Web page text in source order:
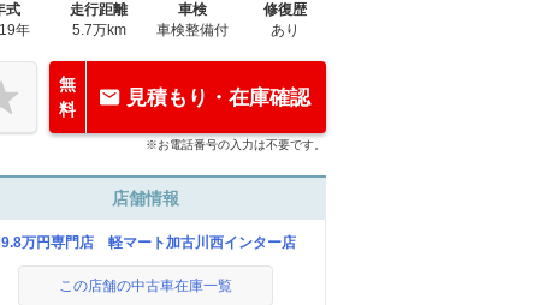
式
年
走行距離
5.7万km
車検
車検整備付
修復歴
あり
無
料
見積もり・在庫確認
※お電話番号の入力は不要です。
店舗情報
万円専門店 軽マート加古川西インター店
この店舗の中古車在庫一覧